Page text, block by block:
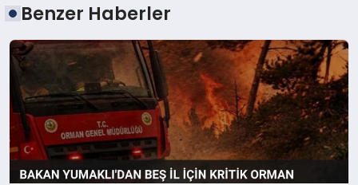
Benzer Haberler